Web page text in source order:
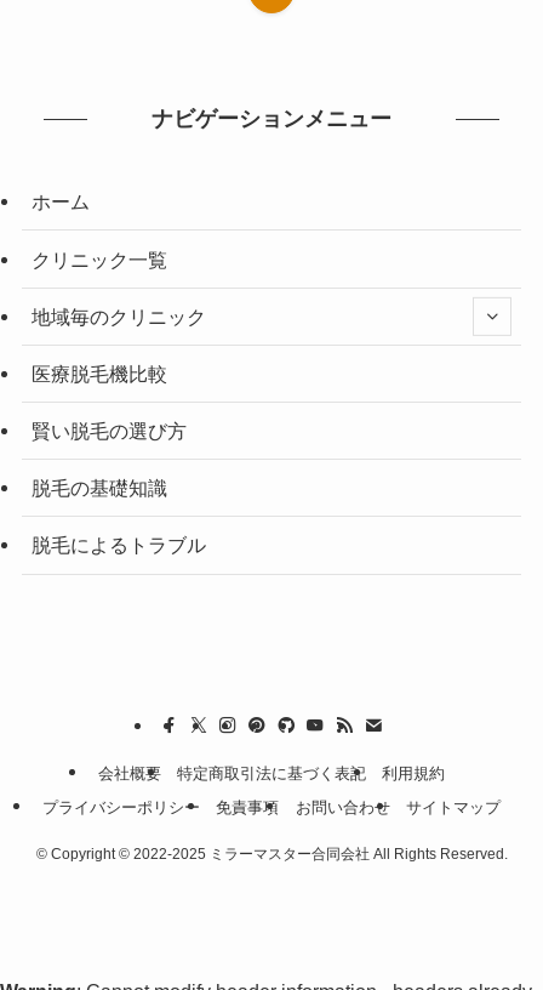
ナビゲーションメニュー
ホーム
クリニック一覧
地域毎のクリニック
医療脱毛機比較
賢い脱毛の選び方
脱毛の基礎知識
脱毛によるトラブル
会社概要 特定商取引法に基づく表記
利用規約
プライバシーポリシー
免責事項 お問い合わせ サイトマップ
©Copyright © 2022-2025 ミラーマスター合同会社 All Rights Reserved.